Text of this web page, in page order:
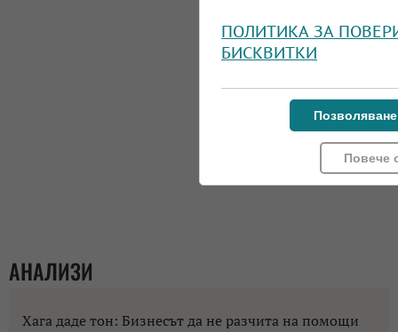
АНАЛИЗИ
Хага даде тон: Бизнесът да не разчита на помощи
ПОЛИТИКА ЗА
БИСКВИТКИ
Повече